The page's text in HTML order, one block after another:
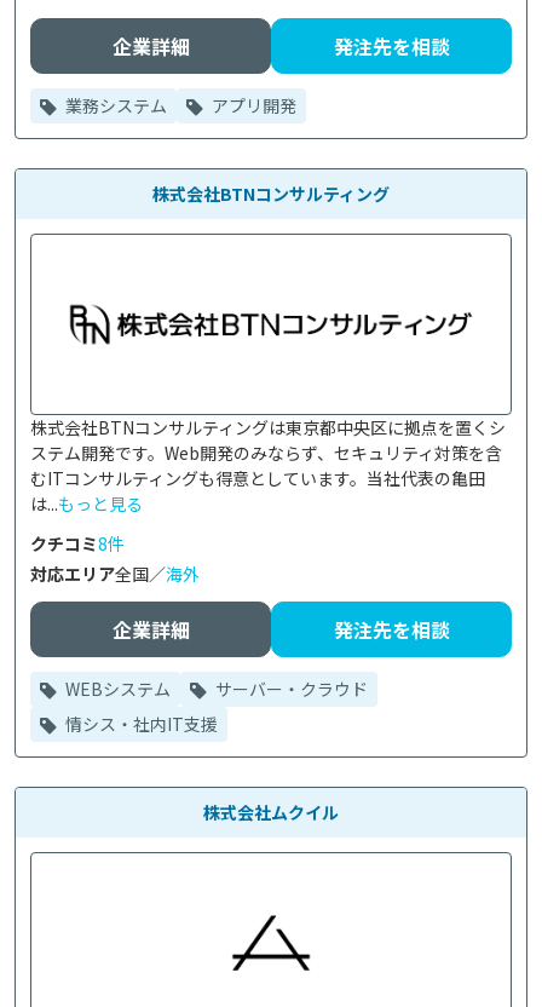
企業詳細 発注先を相談
業務システム アプリ開発
株式会社BTNコンサルティング
株式会社BTNコンサルティングは東京都中央区に拠点を置くシ
ステム開発です。Web開発のみならず、セキュリティ対策を含
むITコンサルティングも得意としています。当社代表の亀田
は...もっと見る
クチコミ8件
対応エリア全国／海外
企業詳細 発注先を相談
WEBシステム
サーバー・クラウド
情シス・社内IT支援
株式会社ムクイル